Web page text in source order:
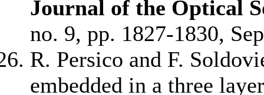
Journal of the Optical
no. 9, pp. 1827-1830,
R. Persico and F.
embedded in a three